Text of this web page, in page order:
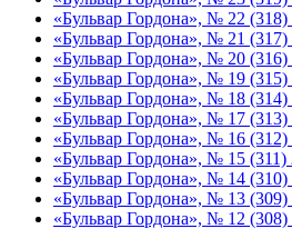
«Бульвар Гордона», № 22
«Бульвар Гордона», № 21 (317)
«Бульвар Гордона», № 20 (316)
«Бульвар Гордона», № 19 (315)
«Бульвар Гордона», № 18 (314)
«Бульвар Гордона», № 17 (313)
«Бульвар Гордона», № 16 (312)
«Бульвар Гордона», № 15 (311)
«Бульвар Гордона», № 14 (310)
«Бульвар Гордона», № 13 (309)
«Бульвар Гордона», № 12 (308)